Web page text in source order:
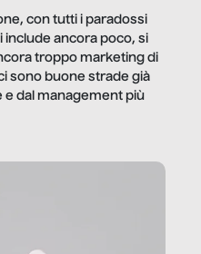
con tutti i paradossi
include ancora poco, si
troppo marketing di
sono buone strade già
e dal management più